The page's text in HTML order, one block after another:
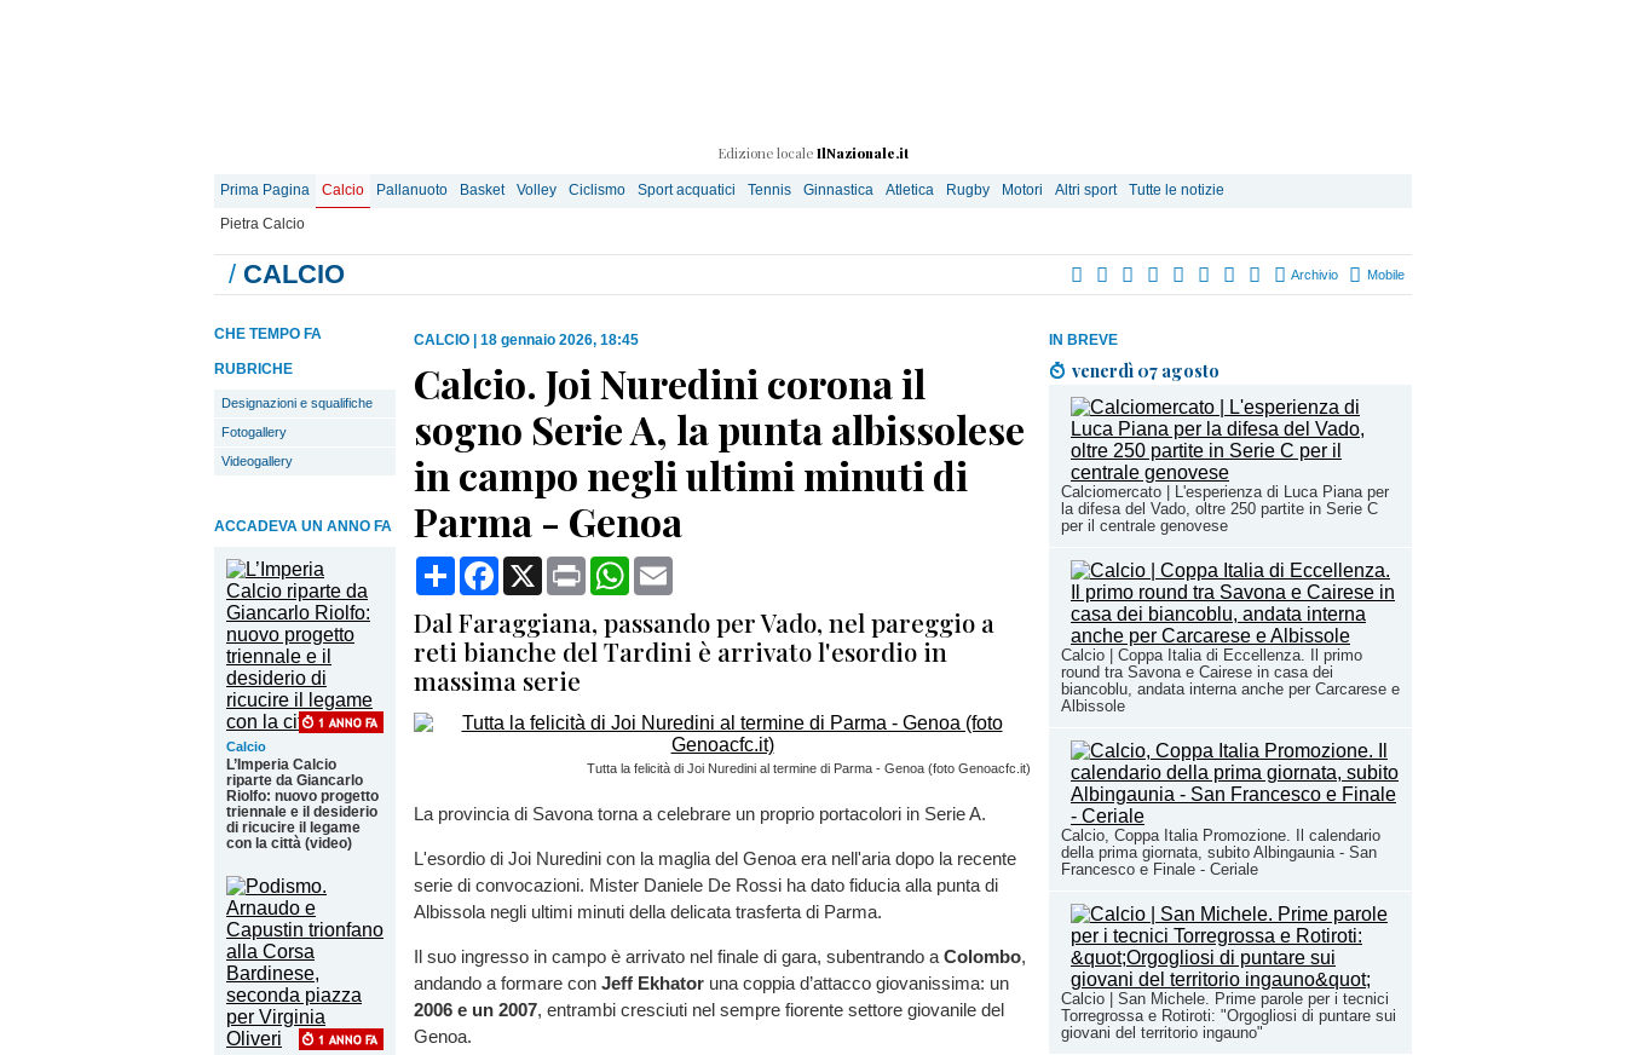
Edizione locale IlNazionale.it
Prima Pagina Calcio Pallanuoto Basket Volley Ciclismo Sport acquatici Tennis Ginnastica Atletica Rugby Motori Altri sport
Tutte le notizie
Pietra Calcio
/ CALCIO Archivio Mobile
IN BREVE
venerdì 07 agosto
Calciomercato | L'esperienza di Luca Piana per
la difesa del Vado, oltre 250 partite in Serie C
per il centrale genovese
Calcio | Coppa Italia di Eccellenza. Il primo
round tra Savona e Cairese in casa dei
biancoblu, andata interna anche per Carcarese e
Albissole
Calcio, Coppa Italia Promozione. Il calendario
della prima giornata, subito Albingaunia - San
Francesco e Finale - Ceriale
Calcio | San Michele. Prime parole per i tecnici
Torregrossa e Rotiroti: "Orgogliosi di puntare sui
giovani del territorio ingauno"
CHE TEMPO FA
RUBRICHE
Designazioni e squalifiche
Fotogallery
Videogallery
ACCADEVA UN ANNO FA
Calcio
L’Imperia Calcio
riparte da Giancarlo
Riolfo: nuovo progetto
triennale e il desiderio
di ricucire il legame
con la città (video)
CALCIO 18 gennaio 2026, 18:45
Calcio. Joi Nuredini corona il
sogno Serie A, la punta albissolese
in campo negli ultimi minuti di
Parma - Genoa
CondividiFacebook
X Print WhatsApp
Dal Faraggiana, passando per Vado, nel pareggio a
reti bianche del Tardini è arrivato l'esordio in
massima serie
Tutta la felicità di Joi Nuredini al termine di Parma - Genoa (foto Genoacfc.it)
La provincia di Savona torna a celebrare un proprio portacolori in Serie A.
L'esordio di Joi Nuredini con la maglia del Genoa era nell'aria dopo la recente
serie di convocazioni. Mister Daniele De Rossi ha dato fiducia alla punta di
Albissola negli ultimi minuti della delicata trasferta di Parma.
Il suo ingresso in campo è arrivato nel finale di gara, subentrando a Colombo,
andando a formare con Jeff Ekhator una coppia d’attacco giovanissima: un
2006 e un 2007, entrambi cresciuti nel sempre fiorente settore giovanile del
Genoa.